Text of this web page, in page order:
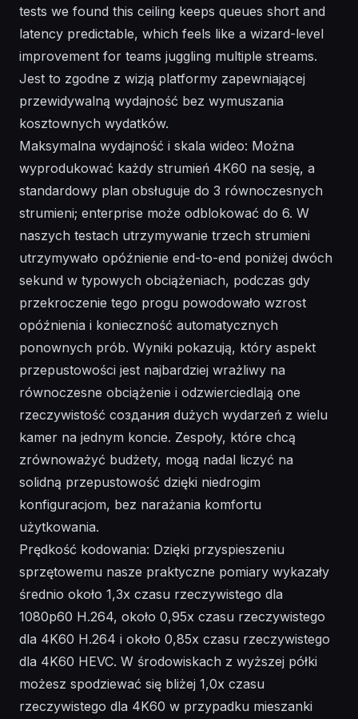
tests we found this ceiling keeps queues short and
latency predictable, which feels like a wizard-level
improvement for teams juggling multiple streams.
Jest to zgodne z wizją platformy zapewniającej
przewidywalną wydajność bez wymuszania
kosztownych wydatków.
Maksymalna wydajność i skala wideo: Można
wyprodukować każdy strumień 4K60 na sesję, a
standardowy plan obsługuje do 3 równoczesnych
strumieni; enterprise może odblokować do 6. W
naszych testach utrzymywanie trzech strumieni
utrzymywało opóźnienie end-to-end poniżej dwóch
sekund w typowych obciążeniach, podczas gdy
przekroczenie tego progu powodowało wzrost
opóźnienia i konieczność automatycznych
ponownych prób. Wyniki pokazują, który aspekt
przepustowości jest najbardziej wrażliwy na
równoczesne obciążenie i odzwierciedlają one
rzeczywistość создания dużych wydarzeń z wielu
kamer na jednym koncie. Zespoły, które chcą
zrównoważyć budżety, mogą nadal liczyć na
solidną przepustowość dzięki niedrogim
konfiguracjom, bez narażania komfortu
użytkowania.
Prędkość kodowania: Dzięki przyspieszeniu
sprzętowemu nasze praktyczne pomiary wykazały
średnio około 1,3x czasu rzeczywistego dla
1080p60 H.264, około 0,95x czasu rzeczywistego
dla 4K60 H.264 i około 0,85x czasu rzeczywistego
dla 4K60 HEVC. W środowiskach z wyższej półki
możesz spodziewać się bliżej 1,0x czasu
rzeczywistego dla 4K60 w przypadku mieszanki